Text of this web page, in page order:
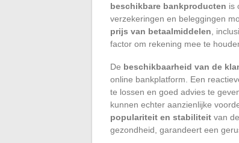
beschikbare bankproducten is
verzekeringen en beleggingen
prijs van betaalmiddelen ,
factor om rekening mee te
De beschikbaarheid van de
online bankplatform. Een
te lossen en goed advies te
kunnen echter aanzienlijke
populariteit en stabiliteit van
gezondheid, garandeert een